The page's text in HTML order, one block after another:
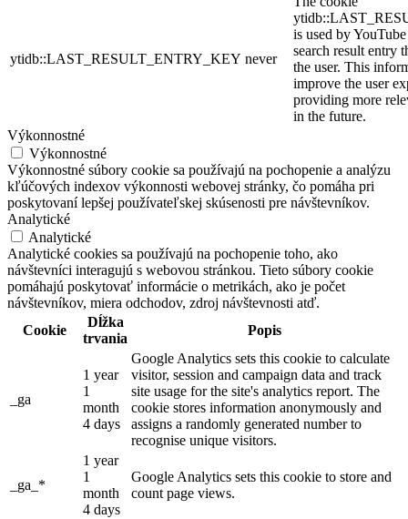
ytidb::LAST_RESULT_ENTRY_KEY never
is used by
search result entry
the user. This
improve the user
providing more
in the future.
Výkonnostné
Výkonnostné
Výkonnostné súbory cookie sa používajú na pochopenie a analýzu
kľúčových indexov výkonnosti webovej stránky, čo pomáha pri
poskytovaní lepšej používateľskej skúsenosti pre návštevníkov.
Analytické
Analytické
Analytické cookies sa používajú na pochopenie toho, ako
návštevníci interagujú s webovou stránkou. Tieto súbory cookie
pomáhajú poskytovať informácie o metrikách, ako je počet
návštevníkov, miera odchodov, zdroj návštevnosti atď.
Cookie
Dĺžka
trvania
Popis
_ga
1 year
1
month
4 days
Google Analytics sets this cookie to calculate
visitor, session and campaign data and track
site usage for the site's analytics report. The
cookie stores information anonymously and
assigns a randomly generated number to
recognise unique visitors.
_ga_*
1 year
1
month
4 days
Google Analytics sets this cookie to store and
count page views.